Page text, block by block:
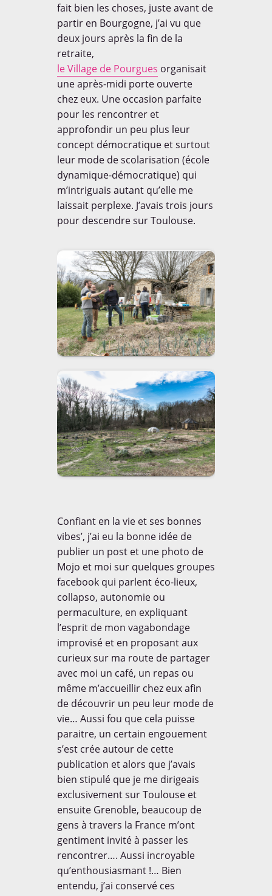
fait bien les choses, juste avant de
partir en Bourgogne, j’ai vu que
deux jours après la fin de la
retraite,
le Village de Pourgues organisait
une après-midi porte ouverte
chez eux. Une occasion parfaite
pour les rencontrer et
approfondir un peu plus leur
concept démocratique et surtout
leur mode de scolarisation (école
dynamique-démocratique) qui
m’intriguais autant qu’elle me
laissait perplexe. J’avais trois jours
pour descendre sur Toulouse.
Confiant en la vie et ses bonnes
vibes’, j’ai eu la bonne idée de
publier un post et une photo de
Mojo et moi sur quelques groupes
facebook qui parlent éco-lieux,
collapso, autonomie ou
permaculture, en expliquant
l’esprit de mon vagabondage
improvisé et en proposant aux
curieux sur ma route de partager
avec moi un café, un repas ou
même m’accueillir chez eux afin
de découvrir un peu leur mode de
vie… Aussi fou que cela puisse
paraitre, un certain engouement
s’est crée autour de cette
publication et alors que j’avais
bien stipulé que je me dirigeais
exclusivement sur Toulouse et
ensuite Grenoble, beaucoup de
gens à travers la France m’ont
gentiment invité à passer les
rencontrer…. Aussi incroyable
qu’enthousiasmant !… Bien
entendu, j’ai conservé ces